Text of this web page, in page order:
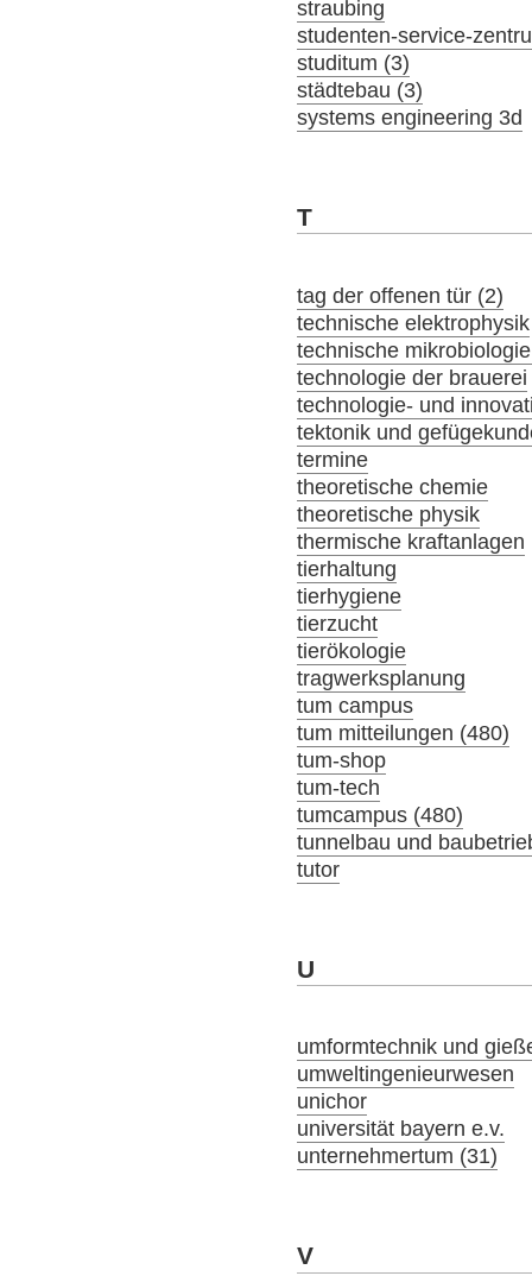
straubing
studenten-service-
studitum (3)
städtebau (3)
systems engineering 3d
T
tag der offenen tür (2)
technische elektrophysik
technische
technologie der brauerei
technologie- und
tektonik und
termine
theoretische chemie
theoretische physik
thermische kraftanlagen
tierhaltung
tierhygiene
tierzucht
tierökologie
tragwerksplanung
tum campus
tum mitteilungen (480)
tum-shop
tum-tech
tumcampus (480)
tunnelbau und
tutor
U
umformtechnik und
umweltingenieurwesen
unichor
universität bayern e.v.
unternehmertum (31)
V